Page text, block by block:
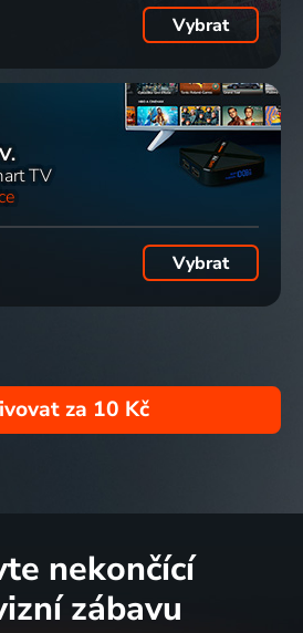
Vybrat
TV
Vybrat
za 10 Kč
nekončící
zábavu